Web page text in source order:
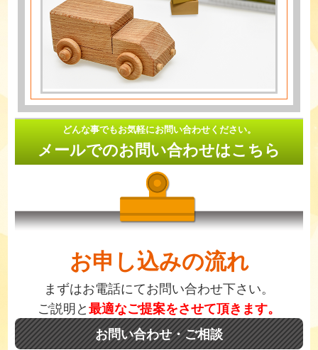
どんな事でもお気軽にお問い合わせください。
メールでのお問い合わせはこちら
お申し込みの流れ
まずはお電話にてお問い合わせ下さい。
ご説明と最適なご提案をさせて頂きます。
お問い合わせ・ご相談